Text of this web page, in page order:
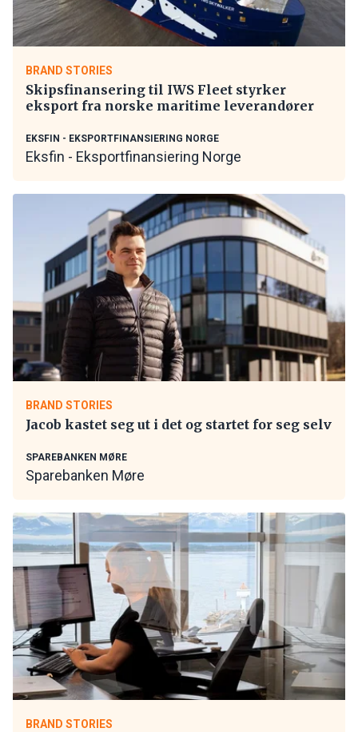
BRAND STORIES
Skipsfinansering til IWS Fleet styrker
eksport fra norske maritime leverandører
EKSFIN - EKSPORTFINANSIERING NORGE
Eksfin - Eksportfinansiering Norge
BRAND STORIES
Jacob kastet seg ut i det og startet for seg selv
SPAREBANKEN MØRE
Sparebanken Møre
BRAND STORIES